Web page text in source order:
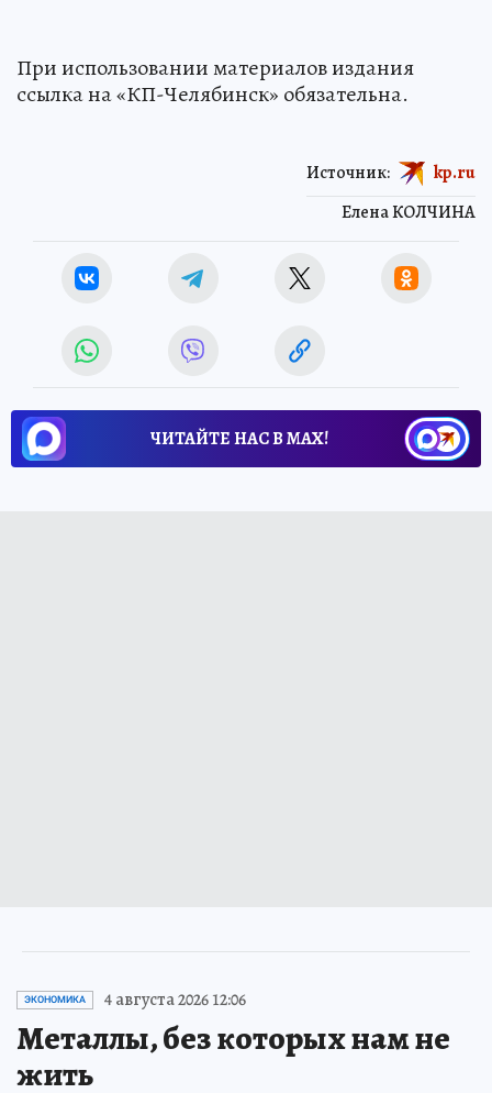
При использовании материалов издания
ссылка на «КП-Челябинск» обязательна.
Елена КОЛЧИНА
Источник: kp.ru
ЧИТАЙТЕ НАС В МАХ!
ЭКОНОМИКА 4 августа 2026 12:06
Металлы, без которых нам не
жить